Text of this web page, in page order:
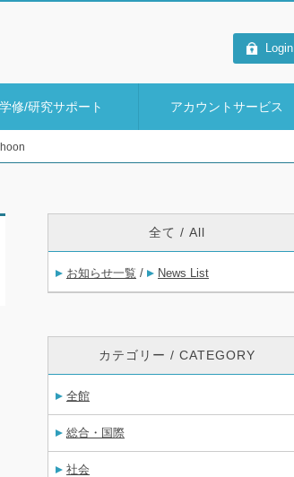
Login
学修/研究サポート アカウントサービス
全て / All
お知らせ一覧 / News List
カテゴリー / CATEGORY
全館
総合・国際
社会